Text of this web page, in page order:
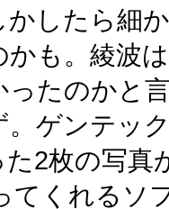
かしたら細
かも。綾波
ったのかと
。ゲンテッ
2枚の写真
てくれるソ